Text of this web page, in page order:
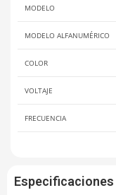
MODELO
MODELO ALFANUMÉRICO
COLOR
VOLTAJE
FRECUENCIA
Especificaciones